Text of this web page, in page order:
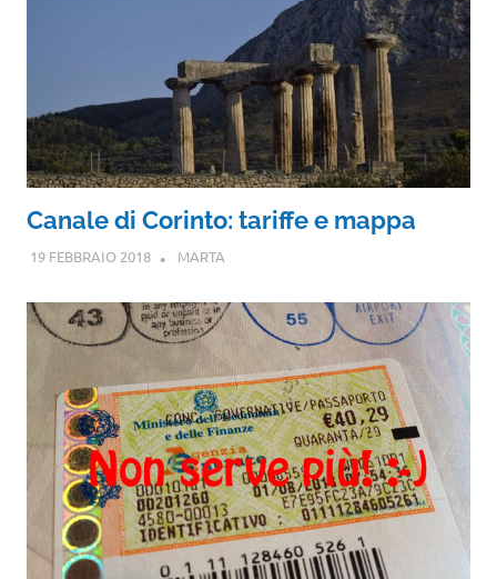
Canale di Corinto: tariffe e mappa
19 FEBBRAIO 2018 MARTA